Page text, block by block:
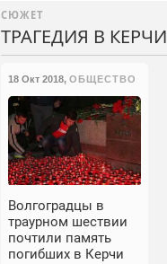
СЮЖЕТ
ТРАГЕДИЯ В КЕРЧИ
18 Окт 2018,ОБЩЕСТВО
Волгоградцы в
траурном шествии
почтили память
погибших в Керчи